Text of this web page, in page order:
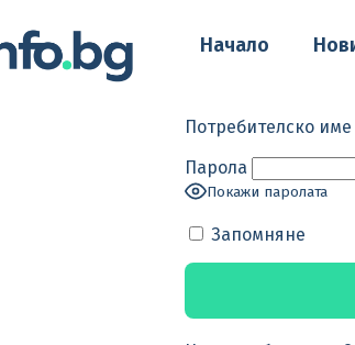
Начало
Потребителско
Парола
Покажи паролата
Запомняне